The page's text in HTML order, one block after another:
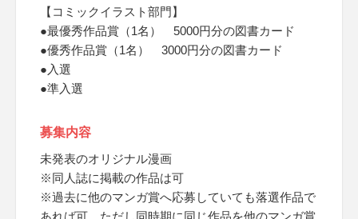
【コミックイラスト部門】
●最優秀作品賞（1名） 5000円分の図書カード
●優秀作品賞（1名） 3000円分の図書カード
●入選
●準入選
募集内容
未発表のオリジナル漫画
※同人誌に掲載の作品は可
※過去に他のマンガ賞へ応募していても落選作品で
あれば可、ただし同時期に同じ作品を他のマンガ賞